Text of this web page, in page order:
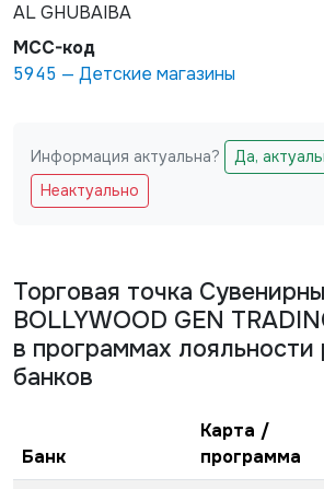
AL GHUBAIBA
MCC-код
5945 — Детские магазины
Не заполняйте это поле
Информация актуальна?
Да,
Неактуально
Торговая точка
BOLLYWOOD GEN
в программах лояльности
банков
Банк
Карта /
программа